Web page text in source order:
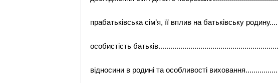
прабатьківська сім’я, її вплив на батьківську
особистість
відносини в родині та особливості